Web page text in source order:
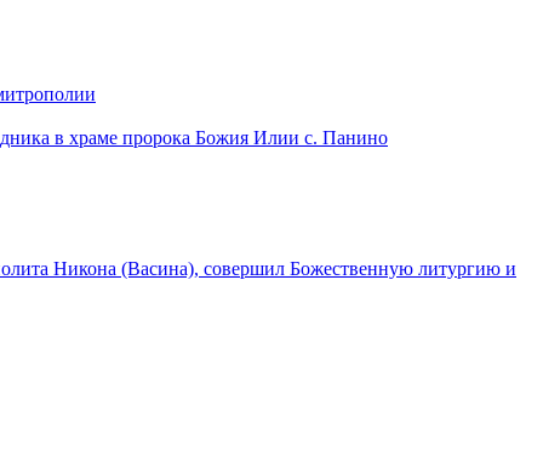
в храме пророка Божия Илии с. Панино
Никона (Васина), совершил Божественную литургию и